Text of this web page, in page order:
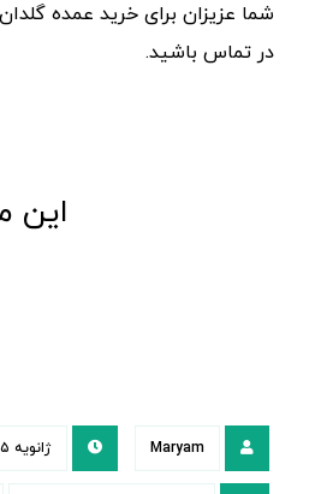
شما عزیزان برای خرید عمده
در تماس باشید.
این
Maryam ژانویه ۱۵, ۲۰۱۹